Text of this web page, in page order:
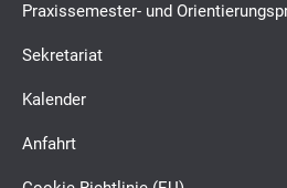
Praxissemester- und
Sekretariat
Kalender
Anfahrt